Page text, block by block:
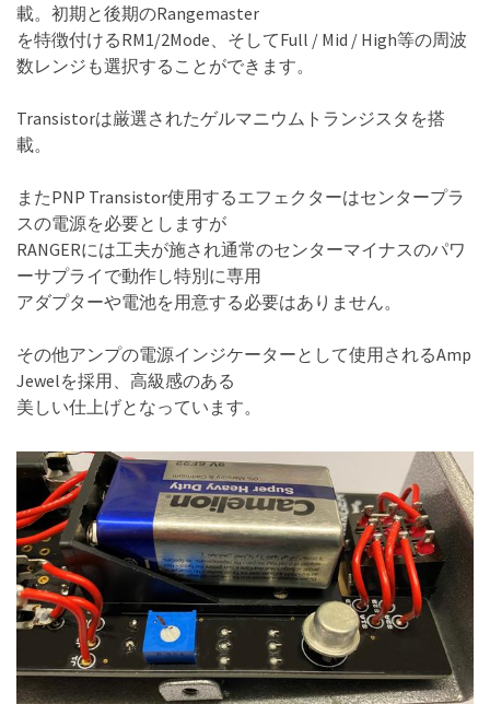
載。初期と後期のRangemaster
を特徴付けるRM1/2Mode、そしてFull / Mid / High等の周波
数レンジも選択することができます。
Transistorは厳選されたゲルマニウムトランジスタを搭
載。
またPNP Transistor使用するエフェクターはセンタープラ
スの電源を必要としますが
RANGERには工夫が施され通常のセンターマイナスのパワ
ーサプライで動作し特別に専用
アダプターや電池を用意する必要はありません。
その他アンプの電源インジケーターとして使用されるAmp
Jewelを採用、高級感のある
美しい仕上げとなっています。